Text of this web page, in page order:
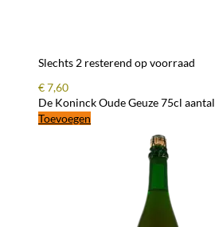
Slechts 2 resterend op voorraad
€7,60
De Koninck Oude Geuze 75cl aantal
Toevoegen